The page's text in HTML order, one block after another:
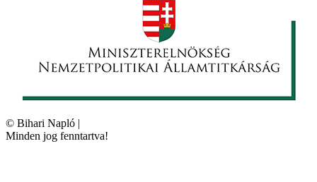
© Bihari Napló |
Minden jog fenntartva!